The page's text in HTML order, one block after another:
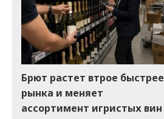
Брют растет втрое быстрее
рынка и меняет
ассортимент игристых вин